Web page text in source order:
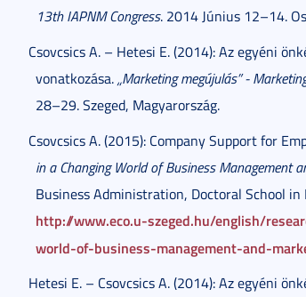
13th IAPNM Congress. 2014 Június 12–14.
Csovcsics A. – Hetesi E. (2014): Az egyéni
vonatkozása.„Marketing megújulás” -
28–29. Szeged, Magyarország.
Csovcsics A. (2015): Company Support for
in a Changing World of Business Management
Business Administration, Doctoral School in
http://www.eco.u-szeged.hu/english/
world-of-business-management-and-
Hetesi E. – Csovcsics A. (2014): Az egyéni